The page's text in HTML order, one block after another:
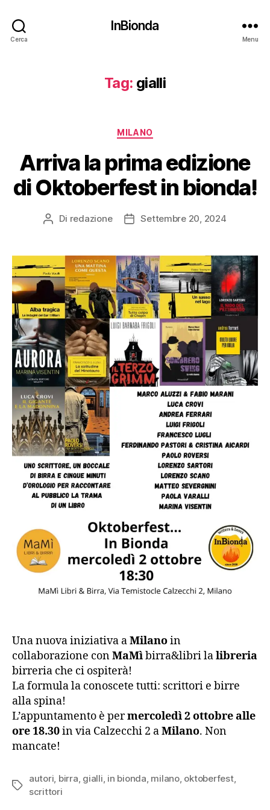
Cerca
InBionda
Menu
Tag: gialli
Categorie
MILANO
Arriva la prima edizione
di Oktoberfest in bionda!
Autore
Di redazione
DataSettembre 20, 2024
Una nuova iniziativa aMilanoin
collaborazione conMaMìbirra&libri lalibreria
birreria che ci ospiterà!
La formula la conoscete tutti: scrittori e birre
alla spina!
L’appuntamento è permercoledì 2 ottobre alle
ore 18.30in via Calzecchi 2 aMilano. Non
mancate!
Tag
autori birra gialli in bionda milano, oktoberfest,
scrittori